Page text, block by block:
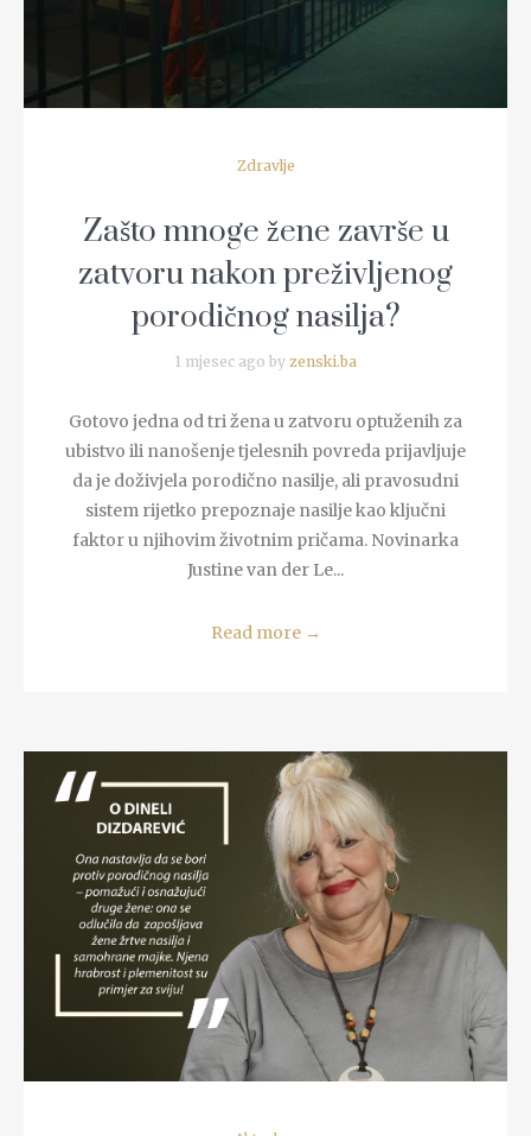
Zdravlje
Zašto mnoge žene završe u
zatvoru nakon preživljenog
porodičnog nasilja?
1 mjesec ago by zenski.ba
Gotovo jedna od tri žena u zatvoru optuženih za
ubistvo ili nanošenje tjelesnih povreda prijavljuje
da je doživjela porodično nasilje, ali pravosudni
sistem rijetko prepoznaje nasilje kao ključni
faktor u njihovim životnim pričama. Novinarka
Justine van der Le...
Read more →
READ MORE